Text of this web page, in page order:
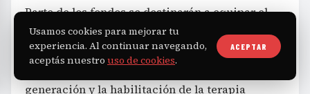
Parte de los fondos se destinarán a equipar el
nuevo edificio del Hospital Ramón Carrillo en
Bariloche, con la instalación de quirófanos,
mesas de anestesia, torres de cirugía de última
generación y la habilitación de la terapia
Usamos cookies para mejorar tu
experiencia. Al continuar navegando,
aceptás nuestro uso de cookies.
ACEPTAR